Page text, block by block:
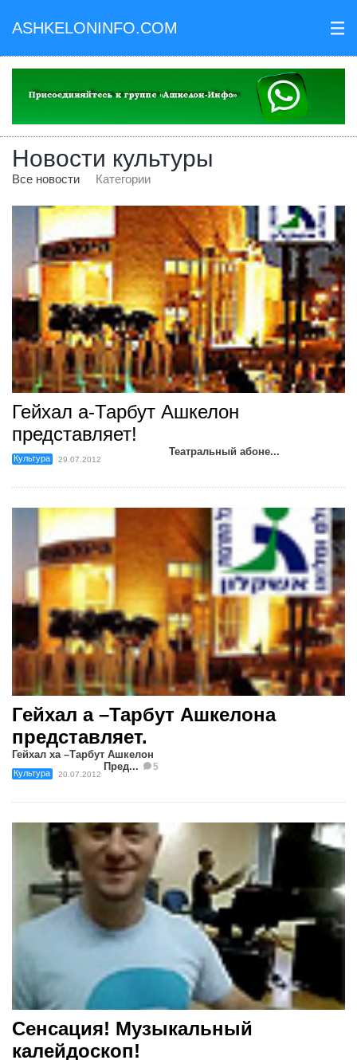
ASHKELONINFO.COM III
Новости культуры
Все новости Категории
Гейхал а-Тарбут Ашкелон
представляет!
Театральный абоне...
Культура 29.07.2012
Гейхал а –Тарбут Ашкелона
представляет.
Гейхал ха –Тарбут Ашкелон
Пред...
5
Культура 20.07.2012
Сенсация! Музыкальный
калейдоскоп!